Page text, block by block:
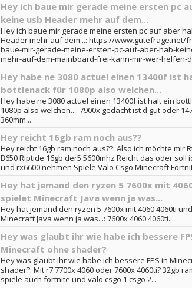
Hey ich baue mir gerade meine ersten pc
keine usb Header mehr auf dem...
Hey ich baue mir gerade meine ersten pc auf aber
Header mehr auf dem...: https://www.gutefrage.net/
baue-mir-gerade-meine-ersten-pc-auf-aber-hab-
mehr-auf-dem-mainboard-frei-kann-mir-wer-helfen-
Hey habe ne 3080 actuel einen 13400f ist
bottlenack für 1080p also welchen...
Hey habe ne 3080 actuel einen 13400f ist halt ein
1080p also welchen...: 7900x gedacht ist d gut oder
360mm...
Hey reicht 16gb ram noch aus??
Hey reicht 16gb ram noch aus??: Also ich möchte mir
B650 Riptide 16gb der5 5600mhz Reicht das oder soll
und rx6600 nehmen Spiele Valo Csgo Minecraft
Hey hat jemand den ryzen 5 7600x mit
spielet Minecraft Java wenn ja was...
Hey hat jemand den ryzen 5 7600x mit 4060 4060ti
Minecraft Java wenn ja was...: 7600x 4060 4060ti...
Hey was glaubt ihr wie habe ich bessere
Minecraft ohne shader?
Hey was glaubt ihr wie habe ich bessere FPS in
shader?: Mit r7 7700x 4060 oder 7600x 4060ti? 32gb
spiele auch fortnite und valo csgo 1 csgo 2...